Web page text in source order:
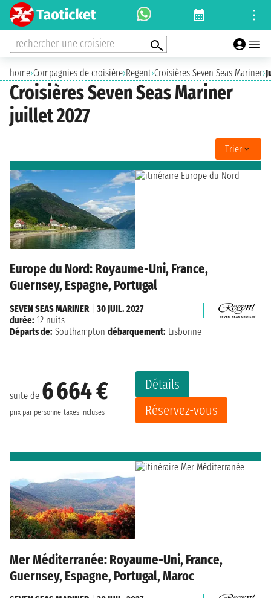
rechercher une croisiere
home›Compagnies de croisière›Regent›Croisières Seven Seas Mariner›
Croisières Seven Seas Mariner
juillet 2027
Trier
Europe du Nord: Royaume-Uni, France,
Guernsey, Espagne, Portugal
suite de 6 664 €
prix par personne taxes incluses
Détails
Réservez-vous
SEVEN SEAS MARINER
30 JUIL. 2027
durée: 12 nuits
Départs de: Southampton débarquement: Lisbonne
Mer Méditerranée: Royaume-Uni, France,
Guernsey, Espagne, Portugal, Maroc